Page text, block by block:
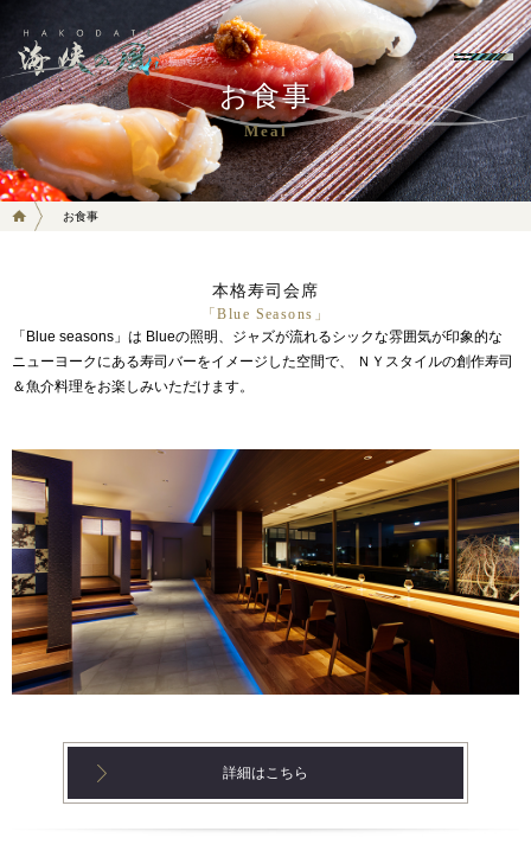
お食事
Meal
お食事
本格寿司会席
「Blue Seasons」
「Blue seasons」は Blueの照明、ジャズが流れるシックな雰囲気が印象的な
ニューヨークにある寿司バーをイメージした空間で、
ＮＹスタイルの創作寿司
＆魚介料理をお楽しみいただけます。
詳細はこちら